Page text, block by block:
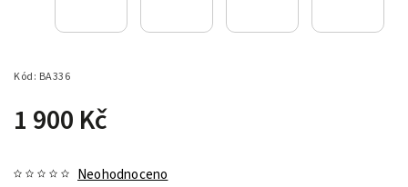
Kód: BA336
1 900 Kč
Neohodnoceno